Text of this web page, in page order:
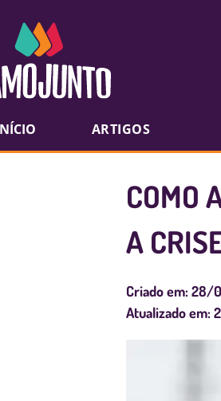
ARTIGOS
COMO
A
Criado em:28/
Atualizado em: